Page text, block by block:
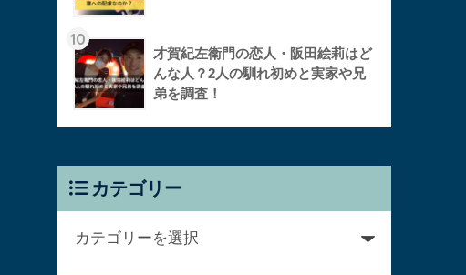
10
才賀紀左衛門の恋人・阪田絵莉はど
んな人？2人の馴れ初めと実家や兄
弟を調査！
カテゴリー